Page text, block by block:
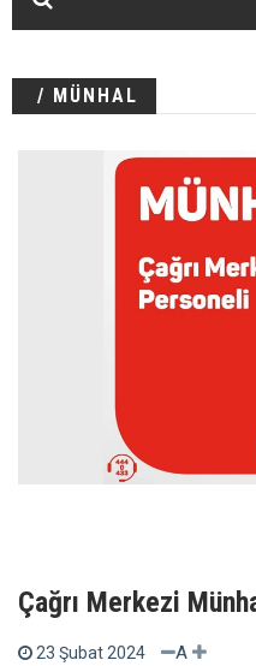
/ MÜNHAL
Çağrı Merkezi
23 Şubat 2024 A